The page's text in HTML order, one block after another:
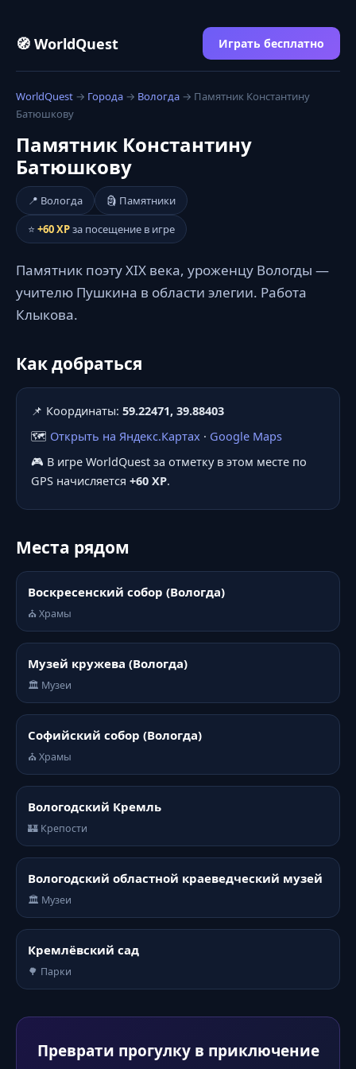
🧭 WorldQuest Играть бесплатно
WorldQuest → Города → Вологда → Памятник Константину
Батюшкову
Памятник Константину
Батюшкову
📍 Вологда
🗿 Памятники
⭐ +60 XPза посещение в игре
Памятник поэту XIX века, уроженцу Вологды —
учителю Пушкина в области элегии. Работа
Клыкова.
Как добраться
📌 Координаты: 59.22471, 39.88403
🗺️ Открыть на Яндекс.Картах · Google Maps
🎮 В игре WorldQuest за отметку в этом месте по
GPS начисляется +60 XP.
Места рядом
Воскресенский собор (Вологда)
⛪ Храмы
Музей кружева (Вологда)
🏛️ Музеи
Софийский собор (Вологда)
⛪ Храмы
Вологодский Кремль
🏰 Крепости
Вологодский областной краеведческий музей
🏛️ Музеи
Кремлёвский сад
🌳 Парки
Преврати прогулку в приключение